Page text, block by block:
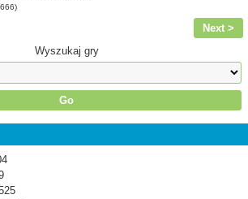
Next >
Wyszukaj gry